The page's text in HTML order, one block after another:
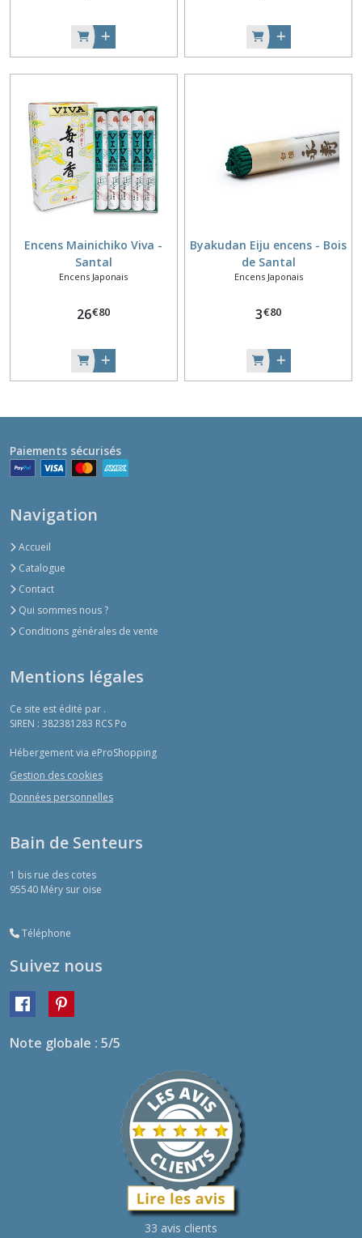
Encens Mainichiko Viva -
Santal
Encens Japonais
26€80
Byakudan Eiju encens - Bois
de Santal
Encens Japonais
3€80
Paiements sécurisés
Navigation
Accueil
Catalogue
Contact
Qui sommes nous ?
Conditions générales de vente
Mentions légales
Ce site est édité par .
SIREN : 382381283 RCS Po
Hébergement via eProShopping
Gestion des cookies
Données personnelles
Bain de Senteurs
1 bis rue des cotes
95540 Méry sur oise
Téléphone
Suivez nous
Note globale : 5/5
33 avis clients